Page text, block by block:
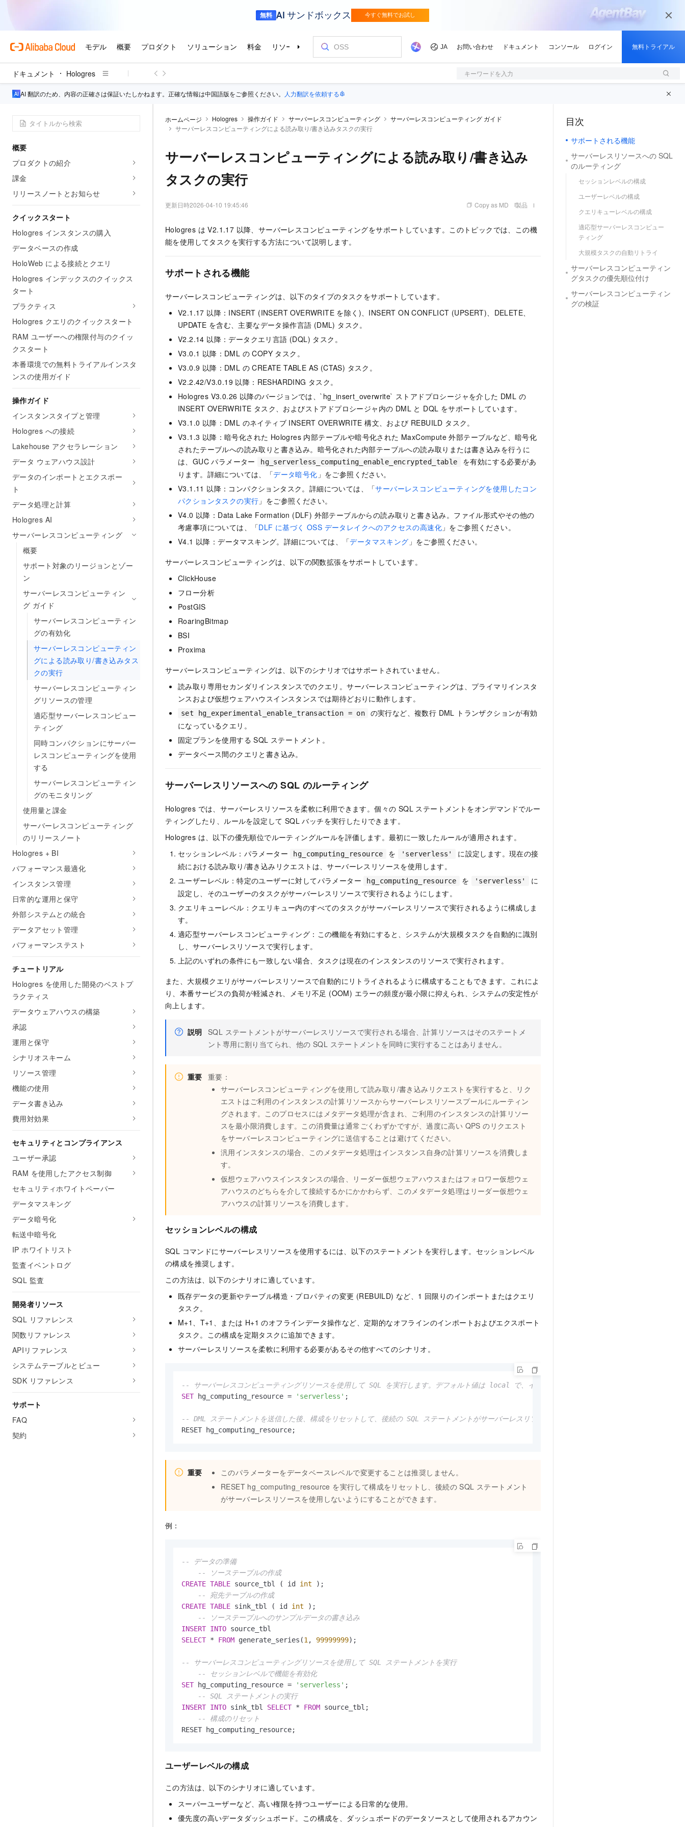
ドキュメント Hologres キーワードを入力
AI 翻訳のため、内容の正確さは保証いたしかねます。正確な情報は中国語版をご参照ください。 人力翻訳を依頼する
概要
プロダクトの紹介
課金
リリースノートとお知らせ
クイックスタート
Hologres インスタンスの購入
データベースの作成
HoloWeb による接続とクエリ
Hologres インデックスのクイックス
タート
プラクティス
Hologres クエリのクイックスタート
RAM ユーザーへの権限付与のクイッ
クスタート
本番環境での無料トライアルインスタ
ンスの使用ガイド
操作ガイド
インスタンスタイプと管理
Hologres への接続
Lakehouse アクセラレーション
データ ウェアハウス設計
データのインポートとエクスポー
ト
データ処理と計算
Hologres AI
サーバーレスコンピューティング
概要
サポート対象のリージョンとゾー
ン
サーバーレスコンピューティン
グ ガイド
サーバーレスコンピューティン
グの有効化
サーバーレスコンピューティン
グによる読み取り/書き込みタス
クの実行
サーバーレスコンピューティン
グリソースの管理
適応型サーバーレスコンピュー
ティング
同時コンパクションにサーバー
レスコンピューティングを使用
する
サーバーレスコンピューティン
グのモニタリング
使用量と課金
サーバーレスコンピューティング
のリリースノート
Hologres + BI
パフォーマンス最適化
インスタンス管理
日常的な運用と保守
外部システムとの統合
データアセット管理
パフォーマンステスト
チュートリアル
Hologres を使用した開発のベストプ
ラクティス
データウェアハウスの構築
承認
運用と保守
シナリオスキーム
リソース管理
機能の使用
データ書き込み
費用対効果
セキュリティとコンプライアンス
ユーザー承認
RAM を使用したアクセス制御
セキュリティホワイトペーパー
データマスキング
データ暗号化
転送中暗号化
IP ホワイトリスト
監査イベントログ
SQL 監査
開発者リソース
SQL リファレンス
関数リファレンス
APIリファレンス
システムテーブルとビュー
SDK リファレンス
サポート
FAQ
契約
ホームページ Hologres 操作ガイド サーバーレスコンピューティング
サーバーレスコンピューティング ガイド
サーバーレスコンピューティングによる読み取り/書き込みタスクの実行
サーバーレスコンピューティングによる読み取り/書き込み
タスクの実行
更新日時2026-04-10 19:45:46 Copy as MD 製品
Hologres は V2.1.17 以降、サーバーレスコンピューティングをサポートしています。このトピックでは、この機
能を使用してタスクを実行する方法について説明します。
サポートされる機能
サーバーレスコンピューティングは、以下のタイプのタスクをサポートしています。
V2.1.17 以降：INSERT (INSERT OVERWRITE を除く)、INSERT ON CONFLICT (UPSERT)、DELETE、
UPDATE を含む、主要なデータ操作言語 (DML) タスク。
V2.2.14 以降：データクエリ言語 (DQL) タスク。
V3.0.1 以降：DML の COPY タスク。
V3.0.9 以降：DML の CREATE TABLE AS (CTAS) タスク。
V2.2.42/V3.0.19 以降：RESHARDING タスク。
Hologres V3.0.26 以降のバージョンでは、`hg_insert_overwrite` ストアドプロシージャを介した DML の
INSERT OVERWRITE タスク、およびストアドプロシージャ内の DML と DQL をサポートしています。
V3.1.0 以降：DML のネイティブ INSERT OVERWRITE 構文、および REBUILD タスク。
V3.1.3 以降：暗号化された Hologres 内部テーブルや暗号化された MaxCompute 外部テーブルなど、暗号化
されたテーブルへの読み取りと書き込み。暗号化された内部テーブルへの読み取りまたは書き込みを行うに
は、GUC パラメーター
hg_serverless_computing_enable_encrypted_table
を有効にする必要があ
ります。詳細については、「データ暗号化 」をご参照ください。
V3.1.11 以降：コンパクションタスク。詳細については、「サーバーレスコンピューティングを使用したコン
パクションタスクの実行 」をご参照ください。
V4.0 以降：Data Lake Formation (DLF) 外部テーブルからの読み取りと書き込み。ファイル形式やその他の
考慮事項については、「DLF に基づく OSS データレイクへのアクセスの高速化 」をご参照ください。
V4.1 以降：データマスキング。詳細については、「データマスキング 」をご参照ください。
サーバーレスコンピューティングは、以下の関数拡張をサポートしています。
ClickHouse
フロー分析
PostGIS
RoaringBitmap
BSI
Proxima
サーバーレスコンピューティングは、以下のシナリオではサポートされていません。
読み取り専用セカンダリインスタンスでのクエリ。サーバーレスコンピューティングは、プライマリインスタ
ンスおよび仮想ウェアハウスインスタンスでは期待どおりに動作します。
set hg_experimental_enable_transaction = on
の実行など、複数行 DML トランザクションが有効
になっているクエリ。
固定プランを使用する SQL ステートメント。
データベース間のクエリと書き込み。
サーバーレスリソースへの SQL のルーティング
Hologres では、サーバーレスリソースを柔軟に利用できます。個々の SQL ステートメントをオンデマンドでルー
ティングしたり、ルールを設定して SQL バッチを実行したりできます。
Hologres は、以下の優先順位でルーティングルールを評価します。最初に一致したルールが適用されます。
セッションレベル：パラメーター
hg_computing_resource を 'serverless'
に設定します。現在の接
続における読み取り/書き込みリクエストは、サーバーレスリソースを使用します。
ユーザーレベル：特定のユーザーに対してパラメーター
hg_computing_resource を 'serverless'
に
設定し、そのユーザーのタスクがサーバーレスリソースで実行されるようにします。
クエリキューレベル：クエリキュー内のすべてのタスクがサーバーレスリソースで実行されるように構成しま
す。
適応型サーバーレスコンピューティング：この機能を有効にすると、システムが大規模タスクを自動的に識別
し、サーバーレスリソースで実行します。
上記のいずれの条件にも一致しない場合、タスクは現在のインスタンスのリソースで実行されます。
また、大規模クエリがサーバーレスリソースで自動的にリトライされるように構成することもできます。これによ
り、本番サービスの負荷が軽減され、メモリ不足 (OOM) エラーの頻度が最小限に抑えられ、システムの安定性が
向上します。
説明 SQL ステートメントがサーバーレスリソースで実行される場合、計算リソースはそのステートメ
ント専用に割り当てられ、他の SQL ステートメントを同時に実行することはありません。
重要 重要：
サーバーレスコンピューティングを使用して読み取り/書き込みリクエストを実行すると、リク
エストはご利用のインスタンスの計算リソースからサーバーレスリソースプールにルーティン
グされます。このプロセスにはメタデータ処理が含まれ、ご利用のインスタンスの計算リソー
スを最小限消費します。この消費量は通常ごくわずかですが、過度に高い QPS のリクエスト
をサーバーレスコンピューティングに送信することは避けてください。
汎用インスタンスの場合、このメタデータ処理はインスタンス自身の計算リソースを消費しま
す。
仮想ウェアハウスインスタンスの場合、リーダー仮想ウェアハウスまたはフォロワー仮想ウェ
アハウスのどちらを介して接続するかにかかわらず、このメタデータ処理はリーダー仮想ウェ
アハウスの計算リソースを消費します。
セッションレベルの構成
SQL コマンドにサーバーレスリソースを使用するには、以下のステートメントを実行します。セッションレベル
の構成を推奨します。
この方法は、以下のシナリオに適しています。
既存データの更新やテーブル構造・プロパティの変更 (REBUILD) など、1 回限りのインポートまたはクエリ
タスク。
M+1、T+1、または H+1 のオフラインデータ操作など、定期的なオフラインのインポートおよびエクスポート
タスク。この構成を定期タスクに追加できます。
サーバーレスリソースを柔軟に利用する必要があるその他すべてのシナリオ。
-- サーバーレスコンピューティングリソースを使用して SQL を実行します。デフォルト値は local で、インスタンス自身のリソースが使用されること
SET hg_computing_resource = 'serverless' ;
-- DML ステートメントを送信した後、構成をリセットして、後続の SQL ステートメントがサーバーレスリソースを使用しないようにします。
RESET hg_computing_resource;
重要
このパラメーターをデータベースレベルで変更することは推奨しません。
RESET hg_computing_resource を実行して構成をリセットし、後続の SQL ステートメント
がサーバーレスリソースを使用しないようにすることができます。
例：
-- データの準備
-- ソーステーブルの作成
CREATE TABLE source_tbl ( id int );
-- 宛先テーブルの作成
CREATE TABLE sink_tbl ( id int );
-- ソーステーブルへのサンプルデータの書き込み
INSERT INTO
SELECT * FROM generate_series(1 , 99999999);
-- サーバーレスコンピューティングリソースを使用して SQL ステートメントを実行
-- セッションレベルで機能を有効化
SET hg_computing_resource = 'serverless' ;
-- SQL ステートメントの実行
INSERT INTO sink_tbl SELECT * FROM source_tbl;
-- 構成のリセット
RESET hg_computing_resource;
ユーザーレベルの構成
この方法は、以下のシナリオに適しています。
スーパーユーザーなど、高い権限を持つユーザーによる日常的な使用。
優先度の高いデータダッシュボード。この構成を、ダッシュボードのデータソースとして使用されるアカウン
目次
サポートされる機能
サーバーレスリソースへの SQL
のルーティング
セッションレベルの構成
ユーザーレベルの構成
クエリキューレベルの構成
適応型サーバーレスコンピュー
ティング
大規模タスクの自動リトライ
サーバーレスコンピューティン
グタスクの優先順位付け
サーバーレスコンピューティン
グの検証